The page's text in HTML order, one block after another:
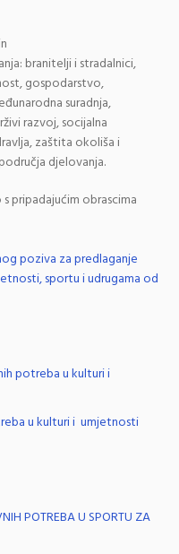
branitelji i stradalnici,
gospodarstvo,
suradnja,
razvoj, socijalna
zaštita okoliša i
djelovanja.
pripadajućim obrascima
poziva za predlaganje
sportu i udrugama od
potreba u kulturi i
u kulturi i umjetnosti
POTREBA U SPORTU ZA